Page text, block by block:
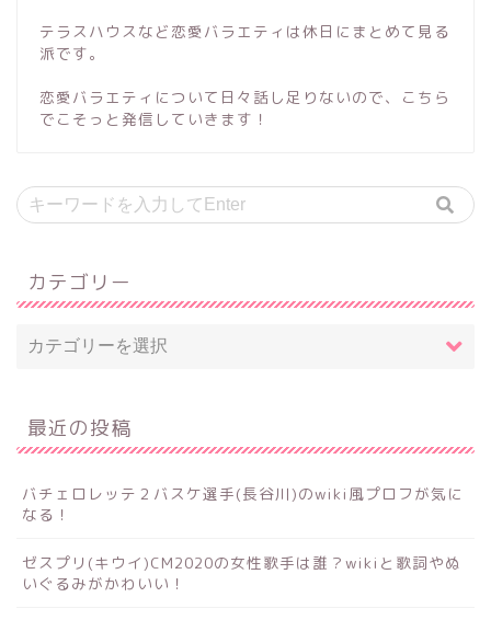
テラスハウスなど恋愛バラエティは休日にまとめて見る
派です。
恋愛バラエティについて日々話し足りないので、こちら
でこそっと発信していきます！
カテゴリー
最近の投稿
バチェロレッテ２バスケ選手(長谷川)のwiki風プロフが気に
なる！
ゼスプリ(キウイ)CM2020の女性歌手は誰？wikiと歌詞やぬ
いぐるみがかわいい！